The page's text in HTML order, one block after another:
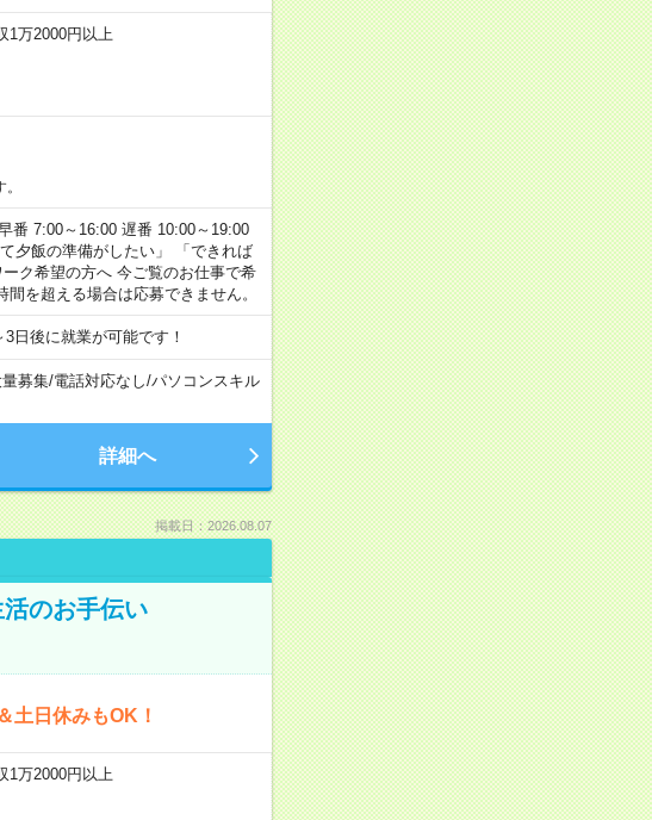
万2000円以上
番 7:00～16:00 遅番 10:00～19:00
夕飯の準備がしたい」 「できれば
ク希望の方へ 今ご覧のお仕事で希
を超える場合は応募できません。
日後に就業が可能です！
募集/電話対応なし/パソコンスキル
詳細へ
掲載日：2026.08.07
のお手伝い
日休みもOK！
万2000円以上